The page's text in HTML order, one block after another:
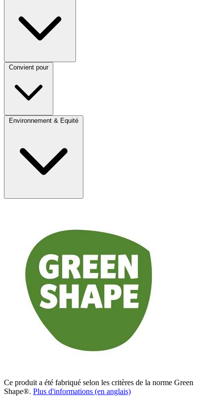
Convient pour
Environnement & Equité
Ce produit a été fabriqué selon les critères de la norme Green
Shape®. Plus d'informations (en anglais)